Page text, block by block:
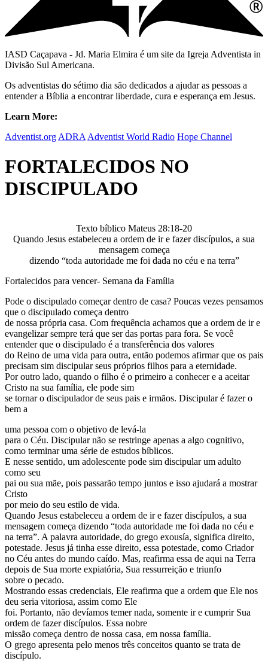
IASD Caçapava - Jd. Maria Elmira é um site da Igreja Adventista in
Divisão Sul Americana.
Os adventistas do sétimo dia são dedicados a ajudar as pessoas a
entender a Bíblia a encontrar liberdade, cura e esperança em Jesus.
Learn More:
Adventist.org ADRA Adventist World Radio Hope Channel
FORTALECIDOS NO
DISCIPULADO
Texto bíblico Mateus 28:18-20
Quando Jesus estabeleceu a ordem de ir e fazer discípulos, a sua
mensagem começa
dizendo “toda autoridade me foi dada no céu e na terra”
Fortalecidos para vencer- Semana da Família
Pode o discipulado começar dentro de casa? Poucas vezes pensamos
que o discipulado começa dentro
de nossa própria casa. Com frequência achamos que a ordem de ir e
evangelizar sempre terá que ser das portas para fora. Se você
entender que o discipulado é a transferência dos valores
do Reino de uma vida para outra, então podemos afirmar que os pais
precisam sim discipular seus próprios filhos para a eternidade.
Por outro lado, quando o filho é o primeiro a conhecer e a aceitar
Cristo na sua família, ele pode sim
se tornar o discipulador de seus pais e irmãos. Discipular é fazer o
bem a
uma pessoa com o objetivo de levá-la
para o Céu. Discipular não se restringe apenas a algo cognitivo,
como terminar uma série de estudos bíblicos.
E nesse sentido, um adolescente pode sim discipular um adulto
como seu
pai ou sua mãe, pois passarão tempo juntos e isso ajudará a mostrar
Cristo
por meio do seu estilo de vida.
Quando Jesus estabeleceu a ordem de ir e fazer discípulos, a sua
mensagem começa dizendo “toda autoridade me foi dada no céu e
na terra”. A palavra autoridade, do grego exousía, significa direito,
potestade. Jesus já tinha esse direito, essa potestade, como Criador
no Céu antes do mundo caído. Mas, reafirma essa de aqui na Terra
depois de Sua morte expiatória, Sua ressurreição e triunfo
sobre o pecado.
Mostrando essas credenciais, Ele reafirma que a ordem que Ele nos
deu seria vitoriosa, assim como Ele
foi. Portanto, não devíamos temer nada, somente ir e cumprir Sua
ordem de fazer discípulos. Essa nobre
missão começa dentro de nossa casa, em nossa família.
O grego apresenta pelo menos três conceitos quanto se trata de
discípulo.